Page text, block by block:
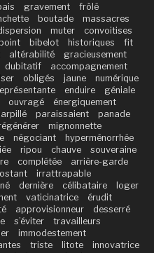
gravement
frôlé
boutade
massacres
muter
convoitises
bibelot historiques
fit
altérabilité
gracieusement
dubitatif
accompagnement
obligés jaune
numérique
enduire
géniale
ouvragé
énergiquement
paraissaient
panade
mignonnette
négociant
hyperménorrhée
ripou chauve
souveraine
complétée
arrière-garde
irrattrapable
dernière célibataire
loger
vaticinatrice
érudit
approvisionneur
desserré
s’éviter
travailleurs
immodestement
triste litote
innovatrice